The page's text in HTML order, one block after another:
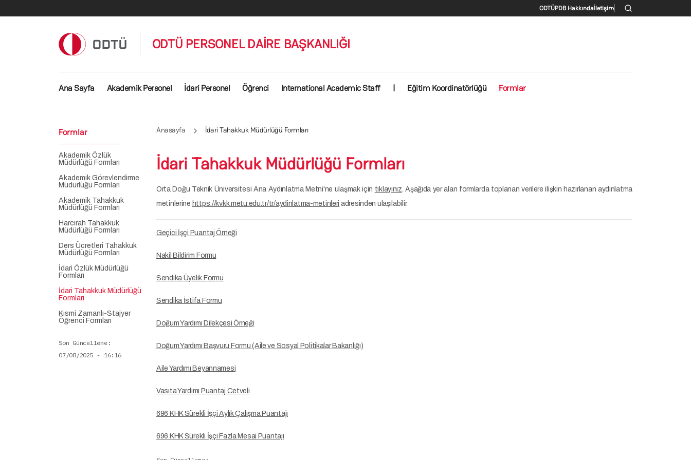
İkincil menü
ODTÜPDB Hakkındaİletişim
ODTÜ PERSONEL DAİRE BAŞKANLIĞI
Main navigation
Ana Sayfa Akademik Personel İdari Personel Öğrenci International Academic Staff | Eğitim Koordinatörlüğü Formlar
Anasayfa İdari Tahakkuk Müdürlüğü Formları
İdari Tahakkuk Müdürlüğü Formları
Orta Doğu Teknik Üniversitesi Ana Aydınlatma Metni'ne ulaşmak için tıklayınız. Aşağıda yer alan formlarda toplanan verilere ilişkin hazırlanan aydınlatma
metinlerine https://kvkk.metu.edu.tr/tr/aydinlatma-metinleri adresinden ulaşılabilir.
Geçici İşçi Puantaj Örneği
Nakil Bildirim Formu
Sendika Üyelik Formu
Sendika İstifa Formu
Doğum Yardımı Dilekçesi Örneği
Doğum Yardımı Başvuru Formu (Aile ve Sosyal Politikalar Bakanlığı)
Aile Yardımı Beyannamesi
Vasıta Yardımı Puantaj Cetveli
696 KHK Sürekli İşçi Aylık Çalışma Puantajı
696 KHK Sürekli İşçi Fazla Mesai Puantajı
Formlar
Akademik Özlük
Müdürlüğü Formları
Akademik Görevlendirme
Müdürlüğü Formları
Akademik Tahakkuk
Müdürlüğü Formları
Harcırah Tahakkuk
Müdürlüğü Formları
Ders Ücretleri Tahakkuk
Müdürlüğü Formları
İdari Özlük Müdürlüğü
Formları
İdari Tahakkuk Müdürlüğü
Formları
Kısmi Zamanlı-Stajyer
Öğrenci Formları
Son Güncelleme
07/08/2025 - 16:16